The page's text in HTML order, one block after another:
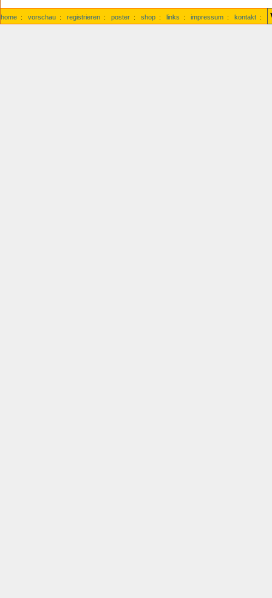
home : vorschau : registrieren : poster : shop : links : impressum : kontakt :